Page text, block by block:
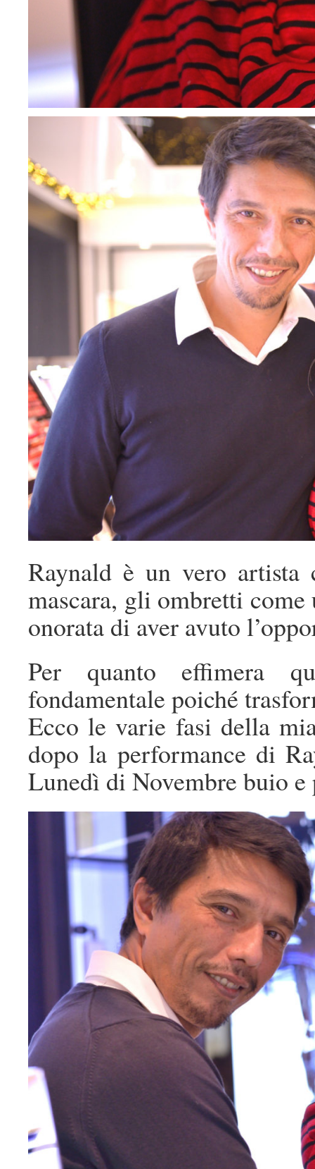
Raynald è un vero
mascara, gli ombretti
onorata di aver avuto
Per quanto effimera
fondamentale poiché
Ecco le varie fasi della
dopo la performance di
Lunedì di Novembre buio e